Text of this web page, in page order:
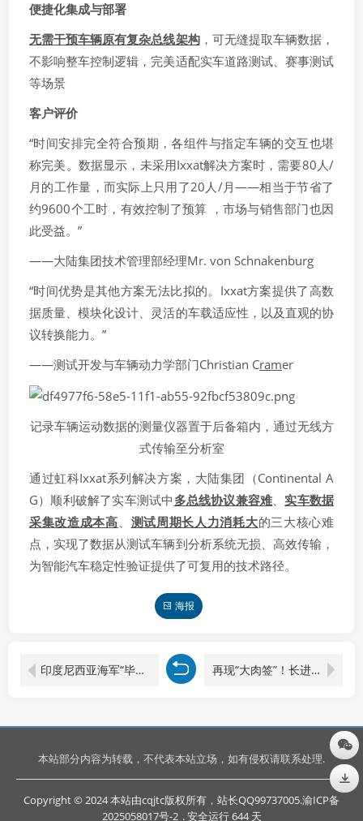
便捷化集成与部署
无需干预车辆原有复杂总线架构，可无缝提取车辆数据，
不影响整车控制逻辑，完美适配实车道路测试、赛事测试
等场景
客户评价
“时间安排完全符合预期，各组件与指定车辆的交互也堪
称完美。数据显示，未采用Ixxat解决方案时，需要80人/
月的工作量，而实际上只用了20人/月——相当于节省了
约9600个工时，有效控制了预算 ，市场与销售部门也因
此受益。”
——大陆集团技术管理部经理Mr. von Schnakenburg
“时间优势是其他方案无法比拟的。Ixxat方案提供了高数
据质量、模块化设计、灵活的车载适应性，以及直观的协
议转换能力。”
——测试开发与车辆动力学部门Christian Cramer
记录车辆运动数据的测量仪器置于后备箱内，通过无线方
式传输至分析室
通过虹科Ixxat系列解决方案，大陆集团（Continental A
G）顺利破解了实车测试中 多总线协议兼容难 、实车数据
采集改造成本高
测试周期长人力消耗大的三大核心难
点，实现了数据从测试车辆到分析系统无损、高效传输，
为智能汽车稳定性验证提供了可复用的技术路径。
海报
印度尼西亚海军“毕玛苏吉”号风帆训练舰第三次访问上海 再现“大肉签”！长进光子上市狂涨1500%，单签盈利达32万
本站部分内容为转载，不代表本站立场，如有侵权请联系处理.
Copyright © 2024 本站由cqjtc版权所有，站长QQ99737005.渝ICP备
2025058017号-2 . 安全运行644 天